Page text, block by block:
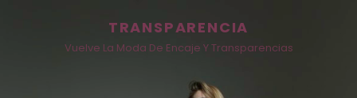
TRANSPARENCIA
Vuelve La Moda De Encaje Y Transparencias